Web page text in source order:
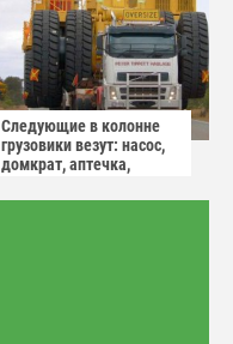
Следующие в колонне
грузовики везут: насос,
домкрат, аптечка,